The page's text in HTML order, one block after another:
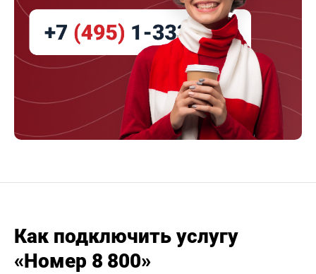
Как подключить услугу
«Номер 8 800»